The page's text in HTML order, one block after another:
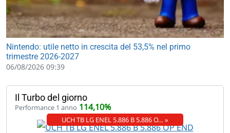
Nintendo: utile netto in crescita del 53,5% nel primo
trimestre 2026-2027
06/08/2026 09:39
Il Turbo del giorno
Performance 1 anno 114,10%
UCH TB LG ENEL 5.886 B 5.886 O… »